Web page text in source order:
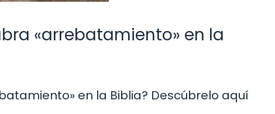
«arrebatamiento» en la
en la Biblia? Descúbrelo aquí